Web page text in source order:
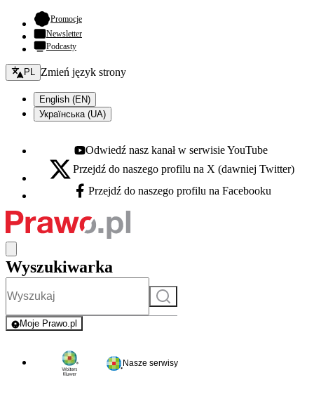
Promocje- otwiera się w nowej karcie
Newsletter
Podcasty
Zmień język - bieżący:
PL Zmień język strony
English (EN)
Українська (UA)
Youtube - otwiera się w nowej karcie
Odwiedź nasz kanał w serwisie YouTube
X - otwiera się w nowej karcie
Przejdź do naszego profilu na X (dawniej Twitter)
Facebook - otwiera się w nowej karcie
Przejdź do naszego profilu na Facebooku
Wyszukiwarka
Szukaj
Moje Prawo.pl
- rejestracja i logowanie do serwisu
Nasze serwisy